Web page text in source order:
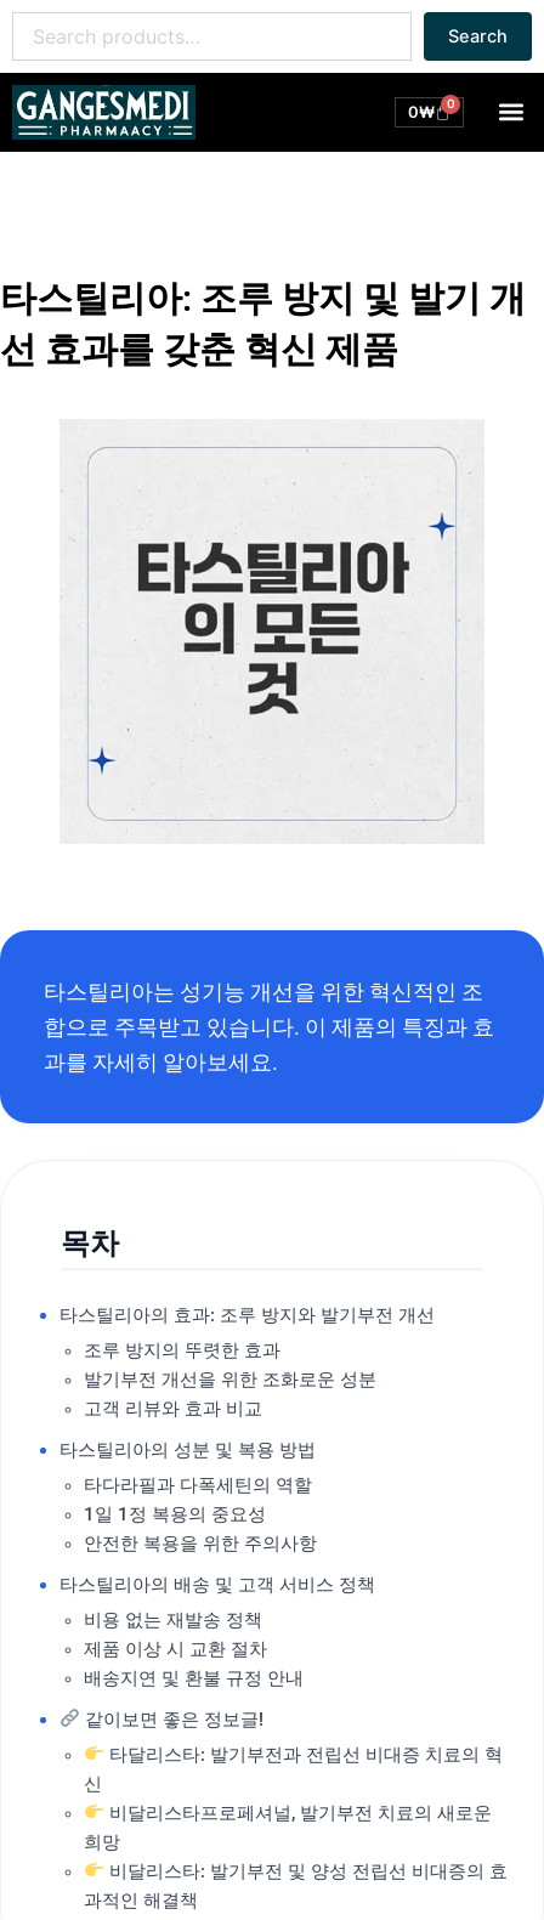
콘
츠
너
for:
Search
0₩ 0
Cart
타스틸리아: 조루 방지 및 발기 개
선 효과를 갖춘 혁신 제품
타스틸리아는 성기능 개선을 위한 혁신적인 조
합으로 주목받고 있습니다. 이 제품의 특징과 효
과를 자세히 알아보세요.
목차
타스틸리아의 효과: 조루 방지와 발기부전 개선
조루 방지의 뚜렷한 효과
발기부전 개선을 위한 조화로운 성분
고객 리뷰와 효과 비교
타스틸리아의 성분 및 복용 방법
타다라필과 다폭세틴의 역할
1일 1정 복용의 중요성
안전한 복용을 위한 주의사항
타스틸리아의 배송 및 고객 서비스 정책
비용 없는 재발송 정책
제품 이상 시 교환 절차
배송지연 및 환불 규정 안내
같이보면 좋은 정보글!
타달리스타: 발기부전과 전립선 비대증 치료의 혁
신
비달리스타프로페셔널, 발기부전 치료의 새로운
희망
비달리스타: 발기부전 및 양성 전립선 비대증의 효
과적인 해결책